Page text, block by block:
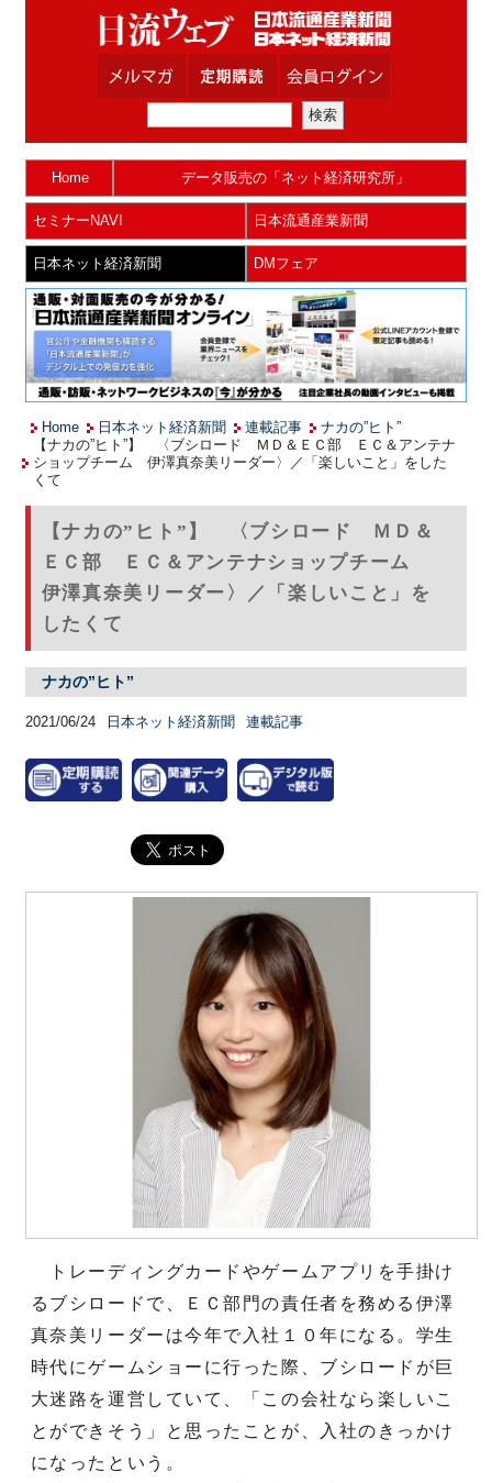
Home データ販売の「ネット経済研究所」
セミナーNAVI 日本流通産業新聞
日本ネット経済新聞 DMフェア
Home 日本ネット経済新聞 連載記事
ナカの”ヒト”
【ナカの”ヒト”】 〈ブシロード ＭＤ＆ＥＣ部 ＥＣ＆アンテナ
ショップチーム 伊澤真奈美リーダー〉／「楽しいこと」をした
くて
【ナカの”ヒト”】 〈ブシロード ＭＤ＆
ＥＣ部 ＥＣ＆アンテナショップチーム
伊澤真奈美リーダー〉／「楽しいこと」を
したくて
ナカの”ヒト”
2021/06/24 日本ネット経済新聞 連載記事
トレーディングカードやゲームアプリを手掛け
るブシロードで、ＥＣ部門の責任者を務める伊澤
真奈美リーダーは今年で入社１０年になる。学生
時代にゲームショーに行った際、ブシロードが巨
大迷路を運営していて、「この会社なら楽しいこ
とができそう」と思ったことが、入社のきっかけ
になったという。